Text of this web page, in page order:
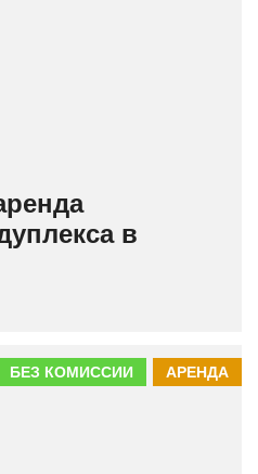
в
АРЕНДА
БЕЗ КОМИССИИ